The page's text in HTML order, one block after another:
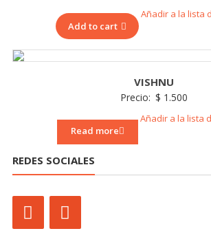
Add to cart
Añadir a la lista
VISHNU
Precio: $ 1.500
Read more
Añadir a la lista
REDES SOCIALES